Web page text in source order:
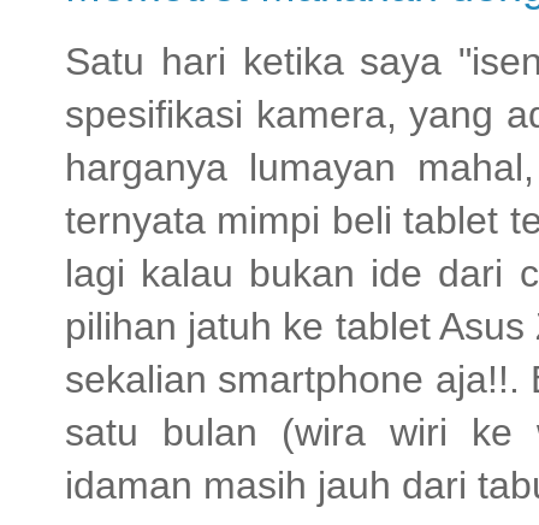
Satu hari ketika saya
spesifikasi kamera, yang
harganya lumayan
ternyata mimpi beli tablet
lagi kalau bukan ide dari
pilihan jatuh ke tablet
sekalian smartphone
satu bulan (wira wiri ke
idaman masih jauh dari